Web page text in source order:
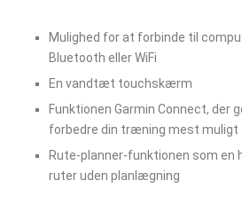
Mulighed for at forbinde til
Bluetooth eller WiFi
En vandtæt touchskærm
Funktionen Garmin Connect, der
forbedre din træning mest muligt
Rute-planner-funktionen som
ruter uden planlægning